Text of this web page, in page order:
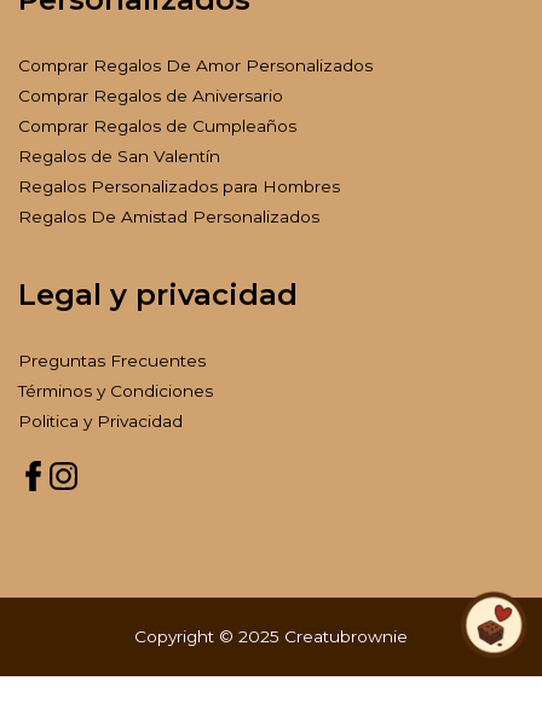
Comprar Regalos De Amor Personalizados
Comprar Regalos de Aniversario
Comprar Regalos de Cumpleaños
Regalos de San Valentín
Regalos Personalizados para Hombres
Regalos De Amistad Personalizados
Legal y privacidad
Preguntas Frecuentes
Términos y Condiciones
Politica y Privacidad
Copyright © 2025 Creatubrownie